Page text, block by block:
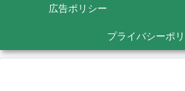
広告ポリシー
プライバシーポ